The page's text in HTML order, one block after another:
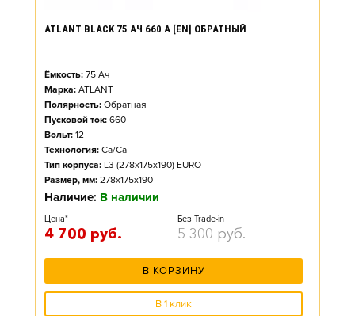
ATLANT BLACK 75 АЧ 660 А [EN] ОБРАТНЫЙ
Ёмкость: 75 Ач
Марка: ATLANT
Полярность: Обратная
Пусковой ток: 660
Вольт: 12
Технология: Ca/Ca
Тип корпуса: L3 (278x175x190) EURO
Размер, мм: 278x175x190
Наличие: В наличии
Цена*
4 700 руб.
Без Trade-in
5 300 руб.
В КОРЗИНУ
В 1 клик